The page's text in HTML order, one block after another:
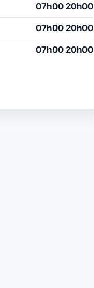
07h00 20h00
07h00 20h00
07h00 20h00